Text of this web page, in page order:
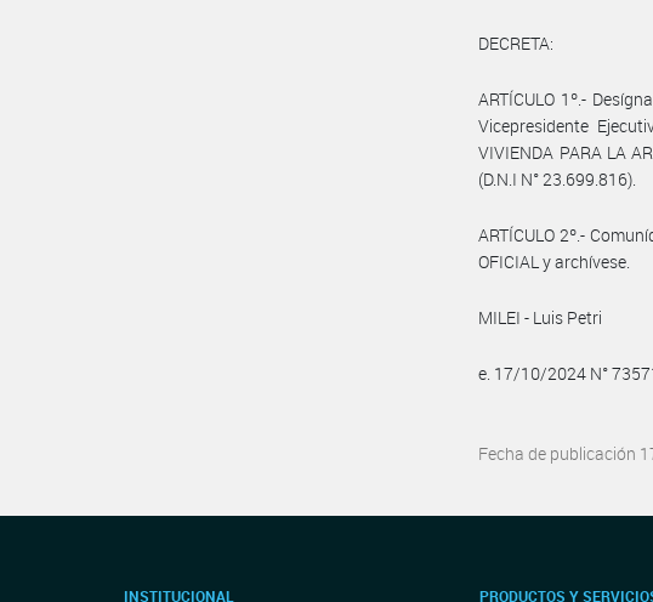
DECRETA:
ARTÍCULO 1º.-
Vicepresidente
VIVIENDA PARA LA
(D.N.I N° 23.699.816).
ARTÍCULO 2º.-
OFICIAL y archívese.
MILEI - Luis Petri
e. 17/10/2024 N°
Fecha de publicación
INSTITUCIONAL PRODUCTOS Y